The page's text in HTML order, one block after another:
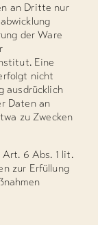
an Dritte nur
der Ware
Eine
nicht
ausdrücklich
Daten an
zu Zwecken
6 Abs. 1 lit.
zur Erfüllung